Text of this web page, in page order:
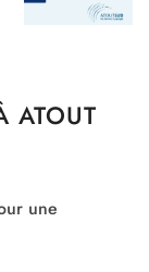
ATOUT
une